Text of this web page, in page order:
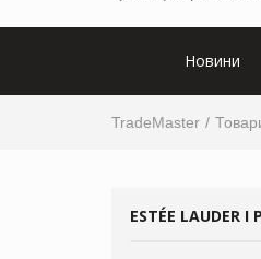
Новини
TradeMaster
ESTÉE